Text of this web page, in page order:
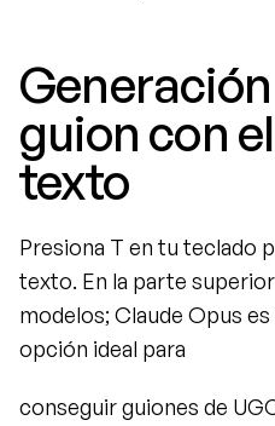
guion con
texto
Presiona T en tu teclado
texto. En la parte
modelos; Claude Opus
opción ideal para
conseguir guiones de